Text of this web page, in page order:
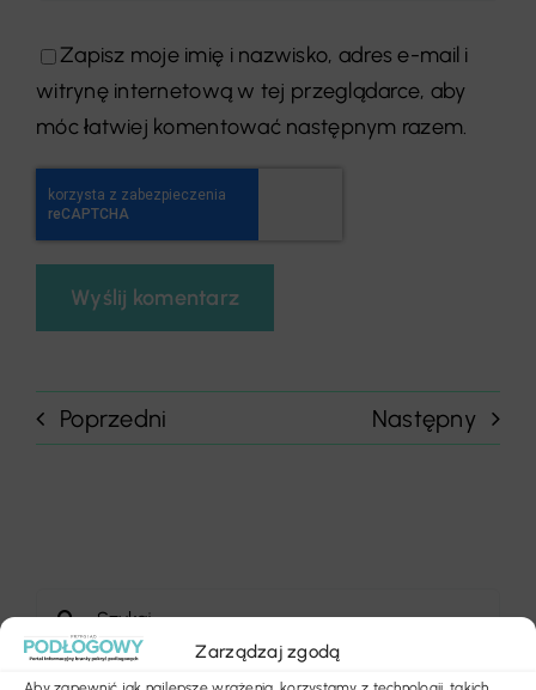
Zarządzaj zgodą
Zapisz moje imię i nazwisko, adres e-mail i
witrynę internetową w tej przeglądarce, aby
móc łatwiej komentować następnym razem.
Poprzedni Następny
Szukaj